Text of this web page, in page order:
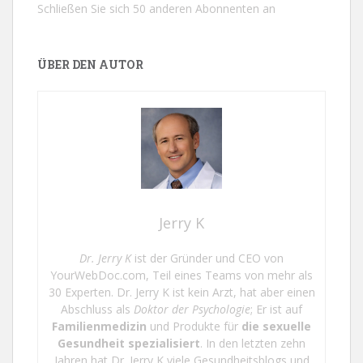
Schließen Sie sich 50 anderen Abonnenten an
ÜBER DEN AUTOR
Jerry K
Dr. Jerry Kist der Gründer und CEO von
YourWebDoc.com, Teil eines Teams von mehr als
30 Experten. Dr. Jerry K ist kein Arzt, hat aber einen
Abschluss als Doktor der Psychologie; Er ist auf
Familienmedizin und Produkte für die sexuelle
Gesundheit spezialisiert. In den letzten zehn